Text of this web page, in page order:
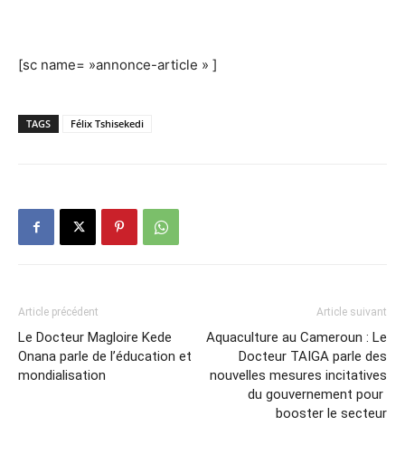
[sc name= »annonce-article » ]
TAGS Félix Tshisekedi
Article précédent
Le Docteur Magloire Kede
Onana parle de l’éducation et
mondialisation
Article suivant
Aquaculture au Cameroun : Le
Docteur TAIGA parle des
nouvelles mesures incitatives
du gouvernement pour
booster le secteur